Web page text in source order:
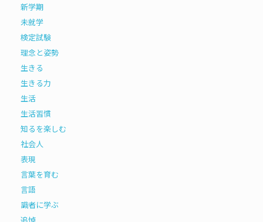
新学期
未就学
検定試験
理念と姿勢
生きる
生きる力
生活
生活習慣
知るを楽しむ
社会人
表現
言葉を育む
言語
識者に学ぶ
追悼